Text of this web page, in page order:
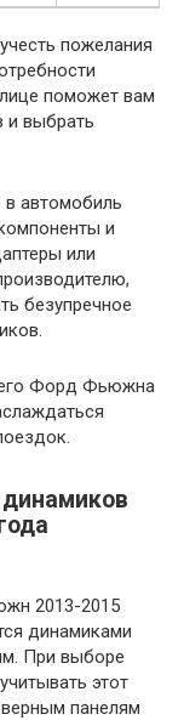
пожелания
поможет вам
и выбрать
в автомобиль
и
или
безупречное
Форд Фьюжна
2013-2015
динамиками
При выборе
этот
панелям